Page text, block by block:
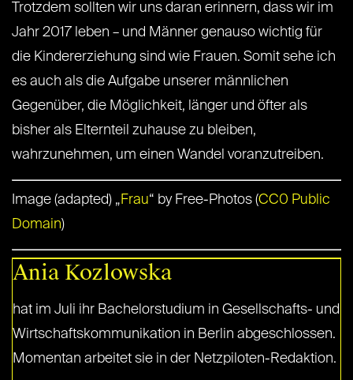
Trotzdem sollten wir uns daran erinnern, dass wir im
Jahr 2017 leben – und Männer genauso wichtig für
die Kindererziehung sind wie Frauen. Somit sehe ich
es auch als die Aufgabe unserer männlichen
Gegenüber, die Möglichkeit, länger und öfter als
bisher als Elternteil zuhause zu bleiben,
wahrzunehmen, um einen Wandel voranzutreiben.
Image (adapted) „Frau“ by Free-Photos (CC0 Public
Domain)
Ania Kozlowska
hat im Juli ihr Bachelorstudium in Gesellschafts- und
Wirtschaftskommunikation in Berlin abgeschlossen.
Momentan arbeitet sie in der Netzpiloten-Redaktion.